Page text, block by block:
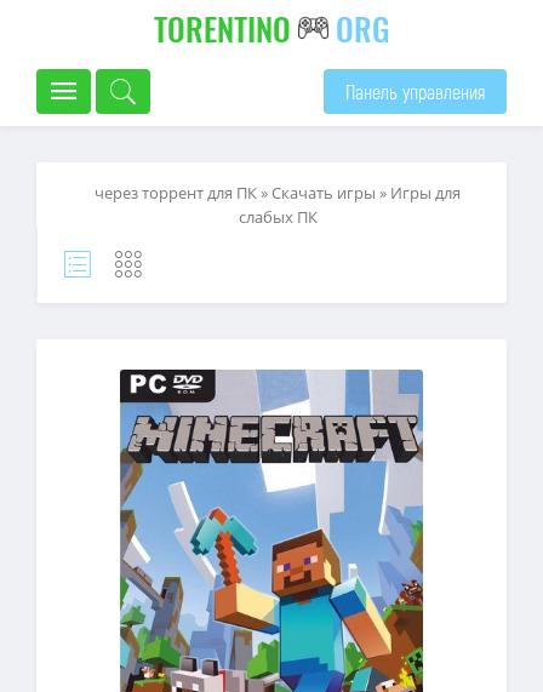
TORENTINO ORG
Панель управления
через торрент для ПК»Скачать игры » Игры для
слабых ПК